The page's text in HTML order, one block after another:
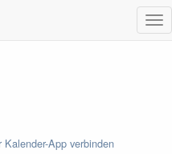
App verbinden